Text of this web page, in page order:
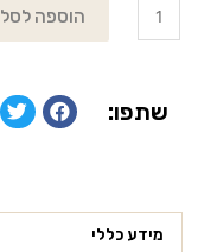
הוספה לסל
שתפו:
מידע כללי